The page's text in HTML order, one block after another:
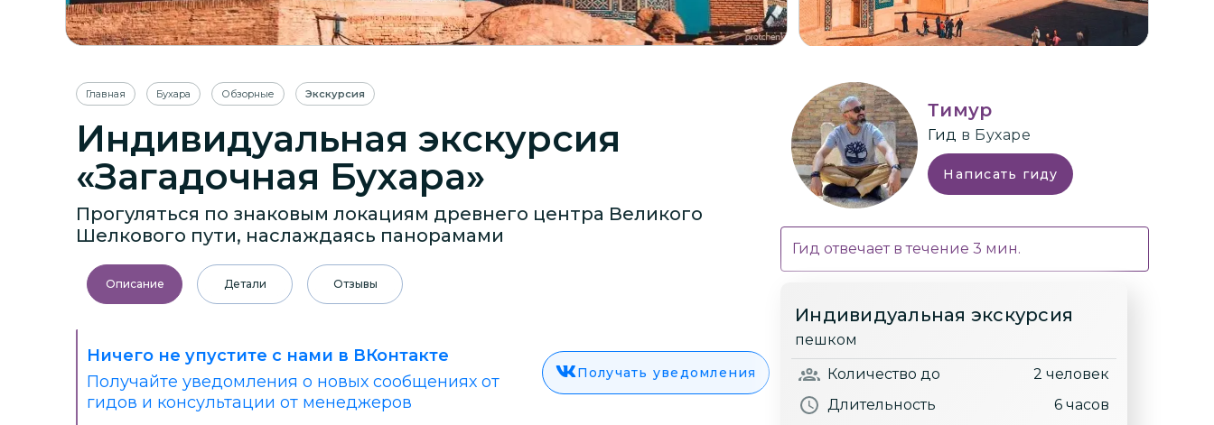
+6
Главная Бухара Обзорные Экскурсия
Индивидуальная экскурсия
«Загадочная Бухара»
Прогуляться по знаковым локациям древнего центра Великого
Шелкового пути, наслаждаясь панорамами
Описание Детали Отзывы
Ничего не упустите с нами в ВКонтакте
Получайте уведомления о новых сообщениях от
гидов и консультации от менеджеров
Получать уведомления
Тимур
Гид в Бухаре
Написать гиду
Гид отвечает в течение 3 мин.
Индивидуальная экскурсия
пешком
Количество до
2 человек
Длительность
6 часов